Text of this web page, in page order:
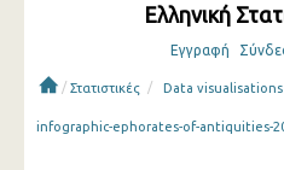
Ελληνική
Εγγραφή
/ Στατιστικές / Data visualisations
infographic-ephorates-of-antiquities-